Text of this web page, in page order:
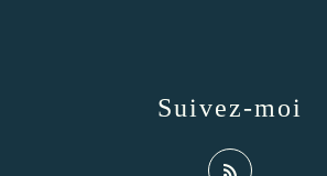
Suivez-moi